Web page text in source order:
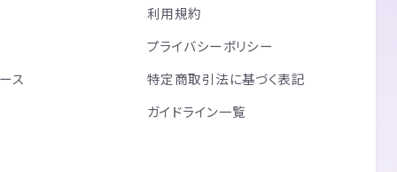
ス
利用規約
プライバシーポリシー
特定商取引法に基づく表記
ガイドライン一覧